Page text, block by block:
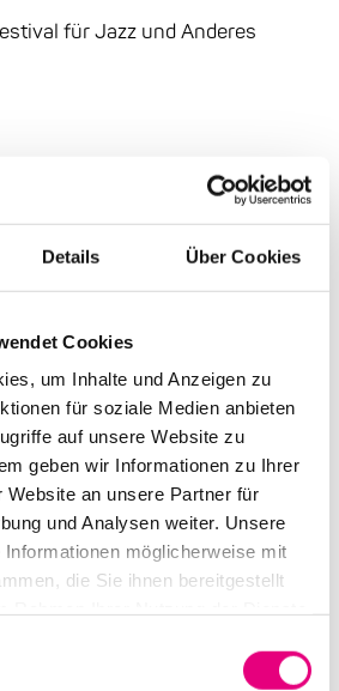
Details Über Cookies
Cookies
um Inhalte und Anzeigen zu
für soziale Medien anbieten
auf unsere Website zu
geben wir Informationen zu Ihrer
Website an unsere Partner für
und Analysen weiter. Unsere
möglicherweise mit
die Sie ihnen bereitgestellt
für Jazz und Anderes
2009 - 21:00 Uhr
2009 - 00:30 Uhr